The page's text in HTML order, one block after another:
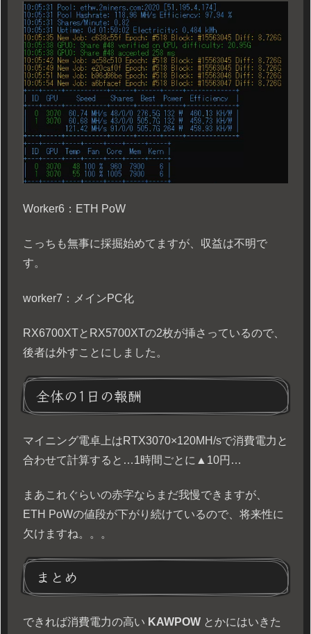
Worker6：ETH PoW
こっちも無事に採掘始めてますが、収益は不明で
す。
worker7：メインPC化
RX6700XTとRX5700XTの2枚が挿さっているので、
後者は外すことにしました。
全体の1日の報酬
マイニング電卓上はRTX3070×120MH/sで消費電力と
合わせて計算すると…1時間ごとに▲10円…
まあこれぐらいの赤字ならまだ我慢できますが、
ETH PoWの値段が下がり続けているので、将来性に
欠けますね。。。
まとめ
できれば消費電力の高い KAWPOW とかにはいきた